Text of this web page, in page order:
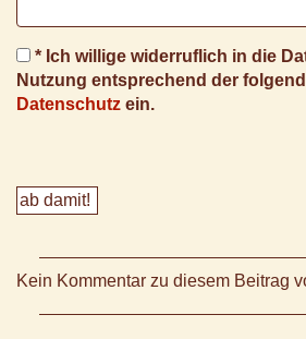
* Ich willige widerruflich in die
Nutzung entsprechend der
Datenschutz ein.
Kein Kommentar zu diesem Beitrag